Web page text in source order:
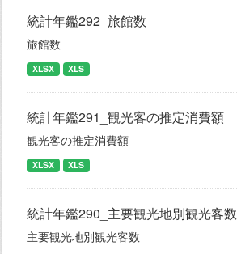
統計年鑑292_旅館数
旅館数
XLSX XLS
統計年鑑291_観光客の推定消費額
観光客の推定消費額
XLSX XLS
統計年鑑290_主要観光地別観光客数
主要観光地別観光客数